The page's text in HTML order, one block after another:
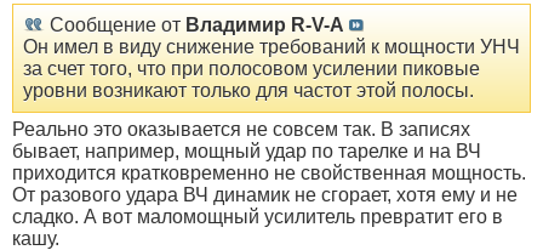
Сообщение от Владимир R-V-A
Он имел в виду снижение требований к мощности УНЧ
за счет того, что при полосовом усилении пиковые
уровни возникают только для частот этой полосы.
Реально это оказывается не совсем так. В записях
бывает, например, мощный удар по тарелке и на ВЧ
приходится кратковременно не свойственная мощность.
От разового удара ВЧ динамик не сгорает, хотя ему и не
сладко. А вот маломощный усилитель превратит его в
кашу.